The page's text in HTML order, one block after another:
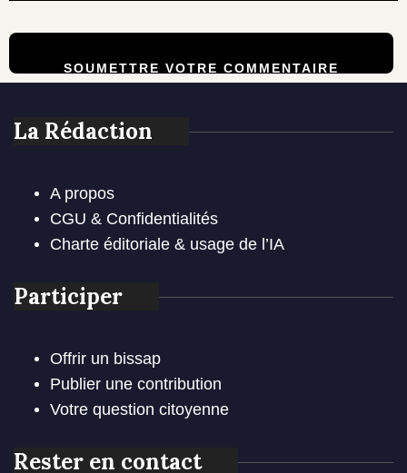
La Rédaction
A propos
CGU & Confidentialités
Charte éditoriale & usage de l’IA
Participer
Offrir un bissap
Publier une contribution
Votre question citoyenne
Rester en contact